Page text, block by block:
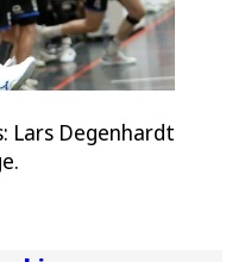
Lars Degenhardt